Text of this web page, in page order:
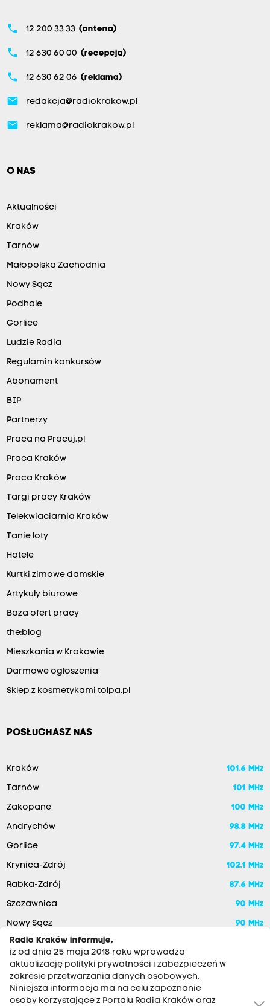
phone 12 200 33 33 (antena)
phone 12 630 60 00 (recepcja)
phone 12 630 62 06 (reklama)
email redakcja@radiokrakow.pl
email reklama@radiokrakow.pl
O NAS
Aktualności
Kraków
Tarnów
Małopolska Zachodnia
Nowy Sącz
Podhale
Gorlice
Ludzie Radia
Regulamin konkursów
Abonament
BIP
Partnerzy
Praca na Pracuj.pl
Praca Kraków
Praca Kraków
Targi pracy Kraków
Telekwiaciarnia Kraków
Tanie loty
Hotele
Kurtki zimowe damskie
Artykuły biurowe
Baza ofert pracy
the:blog
Mieszkania w Krakowie
Darmowe ogłoszenia
Sklep z kosmetykami tolpa.pl
POSŁUCHASZ NAS
Kraków 101.6 MHz
Tarnów 101 MHz
Zakopane 100 MHz
Andrychów 98.8 MHz
Gorlice 97.4 MHz
Krynica-Zdrój 102.1 MHz
Rabka-Zdrój 87.6 MHz
Szczawnica 90 MHz
Nowy Sącz
90 MHz
Radio Kraków informuje,
iż od dnia 25 maja 2018 roku wprowadza
aktualizację polityki prywatności i zabezpieczeń w
zakresie przetwarzania danych osobowych.
Niniejsza informacja ma na celu zapoznanie
osoby korzystające z Portalu Radia Kraków oraz